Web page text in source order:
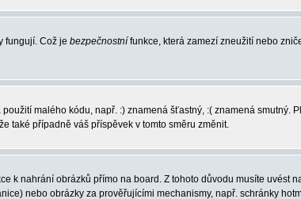
fungují. Což je bezpečnostní funkce, která zamezí zneužití nebo
malého kódu, např. :) znamená šťastný, :( znamená smutný.
také případně váš příspěvek v tomto směru změnit.
k nahrání obrázků přímo na board. Z tohoto důvodu musíte uvést
nebo obrázky za prověřujícími mechanismy, např. schránky